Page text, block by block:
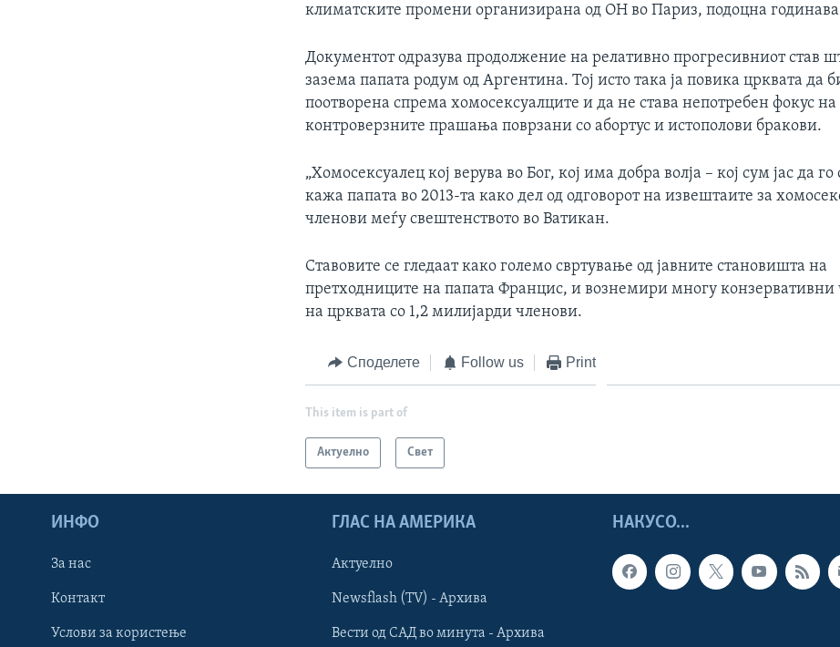
Learning English
климатските промени организирана од ОН во Париз, подоцна
Документот одразува продолжение на релативно прогресивниот став
зазема папата родум од Аргентина. Тој исто така ја повика црквата да
поотворена спрема хомосексуалците и да не става непотребен фокус на
контроверзните прашања поврзани со абортус и истополови бракови.
„Хомосексуалец кој верува во Бог, кој има добра волја – кој сум јас да го
кажа папата во 2013-та како дел од одговорот на извештаите за
членови меѓу свештенството во Ватикан.
Ставовите се гледаат како големо свртување од јавните становишта на
претходниците на папата Францис, и вознемири многу конзервативни
на црквата со 1,2 милијарди членови.
Споделете Follow us Print
This item is part of
Актуелно Свет
НАКУСО...
ИНФО
За нас
Контакт
Услови за користење
ГЛАС НА АМЕРИКА
Актуелно
Newsflash (TV) - Архива
Вести од САД во минута - Архива